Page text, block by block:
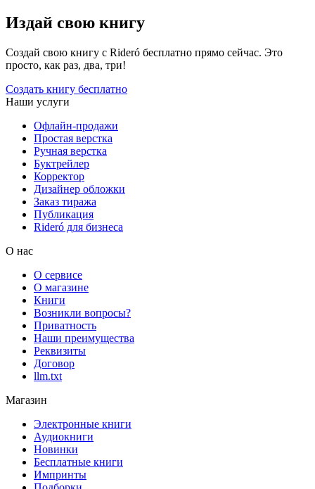
Издай свою книгу
Создай свою книгу с Rideró бесплатно прямо сейчас. Это
просто, как раз, два, три!
Создать книгу бесплатно
Наши услуги
Офлайн-продажи
Простая верстка
Ручная верстка
Буктрейлер
Корректор
Дизайнер обложки
Заказ тиража
Публикация
Rideró для бизнеса
О нас
О сервисе
О магазине
Книги
Возникли вопросы?
Приватность
Наши преимущества
Реквизиты
Договор
llm.txt
Магазин
Электронные книги
Аудиокниги
Новинки
Бесплатные книги
Импринты